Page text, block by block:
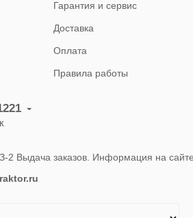
Гарантия и сервис
Доставка
Оплата
Правила работы
З-2 Выдача заказов. Информация на